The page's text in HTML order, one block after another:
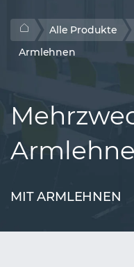
Alle Produkte
Armlehnen
MIT ARMLEHNEN